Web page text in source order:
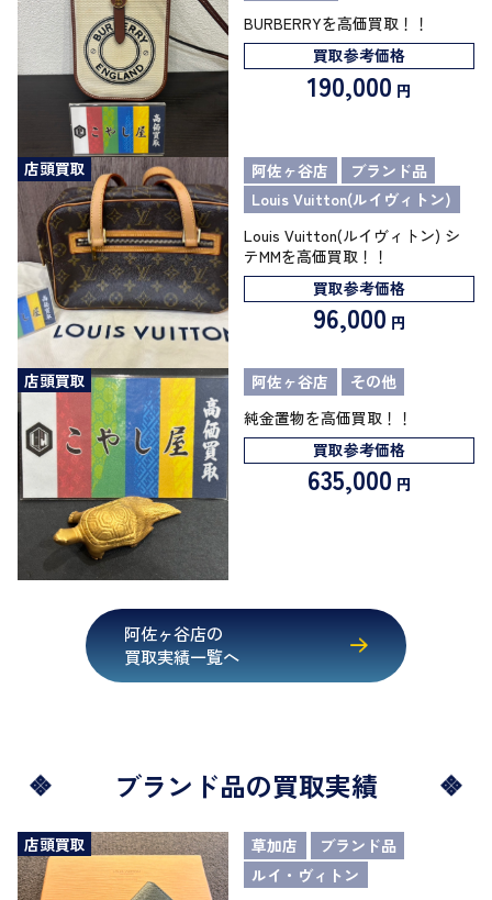
BURBERRYを高価買取！！
買取参考価格
190,000 円
店頭買取 阿佐ヶ谷店
ブランド品
Louis Vuitton(ルイヴィトン)
Louis Vuitton(ルイヴィトン) シ
テMMを高価買取！！
買取参考価格
96,000 円
店頭買取 阿佐ヶ谷店
その他
純金置物を高価買取！！
買取参考価格
635,000 円
阿佐ヶ谷店の
買取実績一覧へ
ブランド品の買取実績
店頭買取 草加店
ブランド品
ルイ・ヴィトン